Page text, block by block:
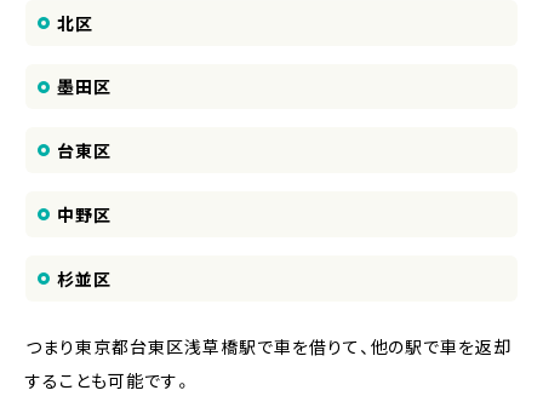
北区
墨田区
台東区
中野区
杉並区
つまり東京都台東区浅草橋駅で車を借りて、他の駅で車を返却
することも可能です。